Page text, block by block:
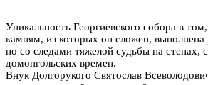
Уникальность Георгиевского собора в
камням, из которых он сложен, выполнена
но со следами тяжелой судьбы на стенах,
домонгольских времен.
Внук Долгорукого Святослав